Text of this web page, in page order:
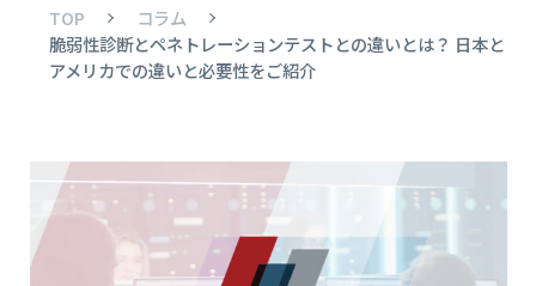
TOP
コラム
脆弱性診断とペネトレーションテストとの違いとは？ 日本と
アメリカでの違いと必要性をご紹介